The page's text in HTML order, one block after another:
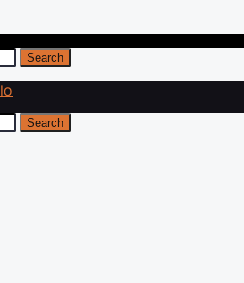
Search
Search